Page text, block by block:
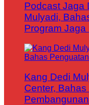
Podcast Jaga
Mulyadi,
Program Jaga
Kang Dedi
Center,